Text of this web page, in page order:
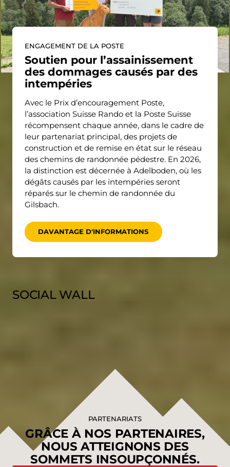
ENGAGEMENT DE LA POSTE
Soutien pour l’assainissement
des dommages causés par des
intempéries
Avec le Prix d’encouragement Poste,
l’association Suisse Rando et la Poste Suisse
récompensent chaque année, dans le cadre de
leur partenariat principal, des projets de
construction et de remise en état sur le réseau
des chemins de randonnée pédestre. En 2026,
la distinction est décernée à Adelboden, où les
dégâts causés par les intempéries seront
réparés sur le chemin de randonnée du
Gilsbach.
DAVANTAGE D'INFORMATIONS
SOCIAL WALL
PARTENARIATS
GRÂCE À NOS PARTENAIRES,
NOUS ATTEIGNONS DES
SOMMETS INSOUPÇONNÉS.